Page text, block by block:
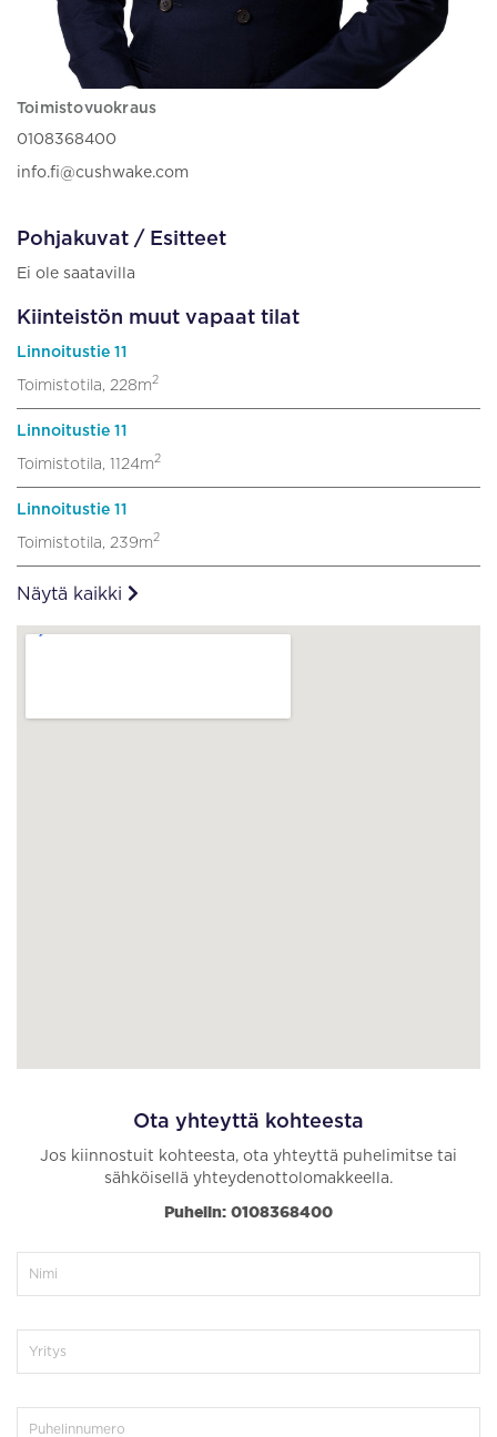
Toimistovuokraus
0108368400
info.fi@cushwake.com
Pohjakuvat / Esitteet
Ei ole saatavilla
Kiinteistön muut vapaat tilat
Linnoitustie 11
Toimistotila, 228m2
Linnoitustie 11
Toimistotila, 1124m2
Linnoitustie 11
Toimistotila, 239m2
Näytä kaikki
Ota yhteyttä kohteesta
Jos kiinnostuit kohteesta, ota yhteyttä puhelimitse tai
sähköisellä yhteydenottolomakkeella.
Puhelin: 0108368400